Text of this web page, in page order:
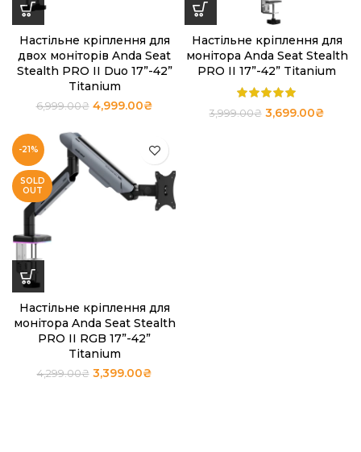
Настільне кріплення для
двох моніторів Anda Seat
Stealth PRO II Duo 17”-42”
Titanium
6,999.00₴ 4,999.00₴
Настільне кріплення для
монітора Anda Seat Stealth
PRO II 17”-42” Titanium
3,999.00₴ 3,699.00₴
-21%
SOLD
OUT
Настільне кріплення для
монітора Anda Seat Stealth
PRO II RGB 17”-42”
Titanium
4,299.00₴ 3,399.00₴